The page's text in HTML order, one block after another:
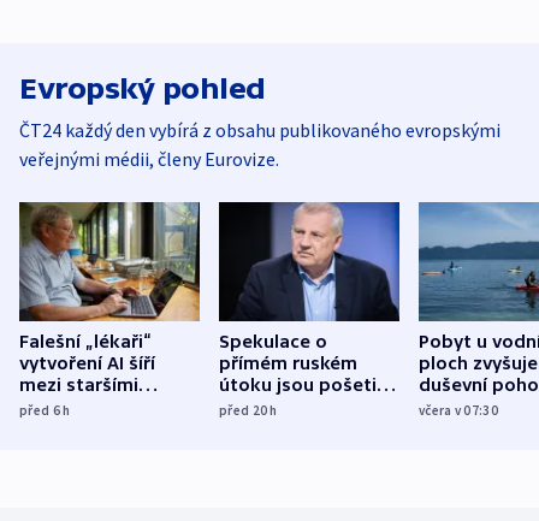
Evropský pohled
ČT24 každý den vybírá z obsahu publikovaného evropskými
veřejnými médii, členy Eurovize.
Falešní „lékaři“
vytvoření AI šíří
mezi staršími
Poláky nebezpečné
před 6h
Spekulace o
přímém ruském
útoku jsou pošetilé,
míní estonský
před 20h
Pobyt u
ploch zvyšuje
duševní
ukázala
včera v 07:30